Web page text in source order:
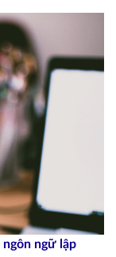
ngôn ngữ lập